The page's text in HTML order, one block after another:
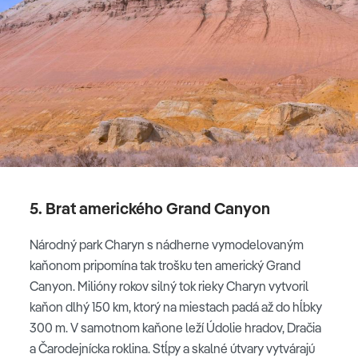
5. Brat amerického Grand Canyon
Národný park Charyn s nádherne vymodelovaným
kaňonom pripomína tak trošku ten americký Grand
Canyon. Milióny rokov silný tok rieky Charyn vytvoril
kaňon dlhý 150 km, ktorý na miestach padá až do hĺbky
300 m. V samotnom kaňone leží Údolie hradov, Dračia
a Čarodejnícka roklina. Stĺpy a skalné útvary vytvárajú